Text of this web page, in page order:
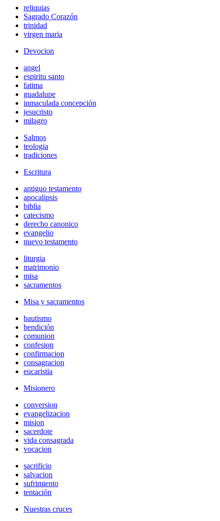
reliquias
Sagrado Corazón
trinidad
virgen maria
Devocion
angel
espiritu santo
fatima
guadalupe
inmaculada concepción
jesucristo
milagro
Salmos
teologia
tradiciones
Escritura
antiguo testamento
apocalipsis
biblia
catecismo
derecho canonico
evangelio
nuevo testamento
liturgia
matrimonio
misa
sacramentos
Misa y sacramentos
bautismo
bendición
comunion
confesion
confirmacion
consagracion
eucaristia
Misionero
conversion
evangelizacion
mision
sacerdote
vida consagrada
vocacion
sacrificio
salvacion
sufrimiento
tentación
Nuestras cruces